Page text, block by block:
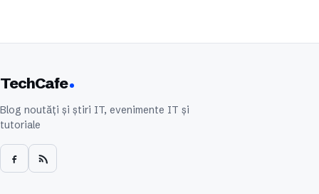
TechCafe
Blog noutăți și știri IT, evenimente IT și
tutoriale